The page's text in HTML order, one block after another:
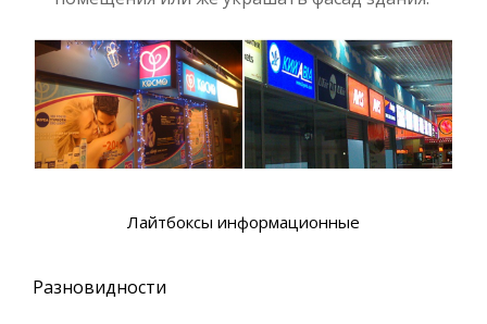
Лайтбоксы информационные
Разновидности